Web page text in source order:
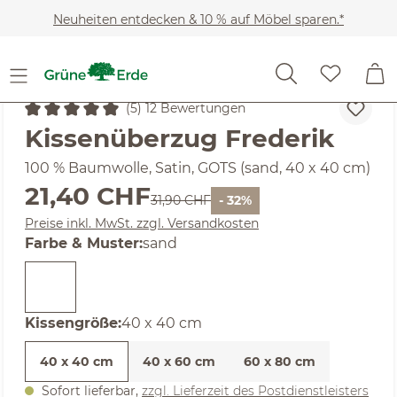
Zum Hauptinhalt springen
Neuheiten entdecken & 10 % auf Möbel sparen.*
Kinder Baby- & Kinder-Bettwäsche
Durchschnittliche Bewertung von 5 von 5 Sternen
(5) 12 Bewertungen
Kissenüberzug Frederik
100 % Baumwolle, Satin, GOTS (sand, 40 x 40 cm)
Verkaufspreis:
21,40 CHFRegulärer Preis:
31,90 CHF - 32%
Preise inkl. MwSt. zzgl. Versandkosten
Farbe & Musterauswählen
:sand
Kissengrößeauswählen
:40 x 40 cm
40 x 40 cm 40 x 60 cm
60 x 80 cm
Sofort lieferbar, zzgl. Lieferzeit des Postdienstleisters